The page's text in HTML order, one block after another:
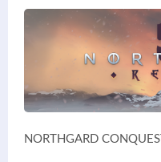
NORTHGARD CONQUEST